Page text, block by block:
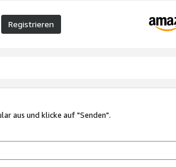
Registrieren
aus und klicke auf "Senden".